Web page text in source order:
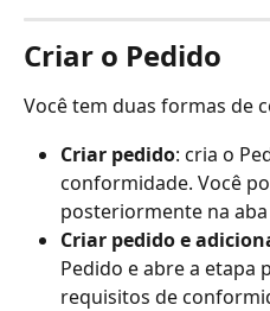
Criar o Pedido
Você tem duas formas de
Criar pedido: cria o
conformidade. Você
posteriormente na
Criar pedido e
Pedido e abre a etapa
requisitos de